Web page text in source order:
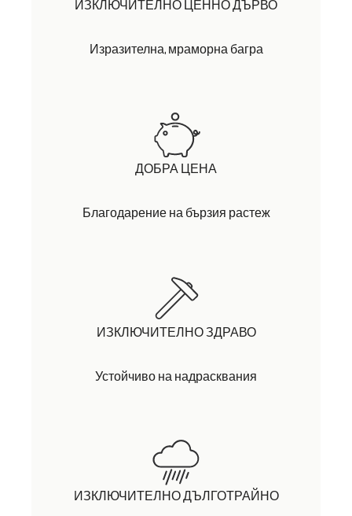
ИЗКЛЮЧИТЕЛНО ЦЕННО ДЪРВО
Изразителна, мраморна багра
ДОБРА ЦЕНА
Благодарение на бързия растеж
ИЗКЛЮЧИТЕЛНО ЗДРАВО
Устойчиво на надрасквания
ИЗКЛЮЧИТЕЛНО ДЪЛГОТРАЙНО